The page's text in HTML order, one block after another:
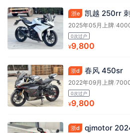
浙e 凯越 250rr
2025年05月上牌/
0次过户
¥9,800
浙d 春风 450sr
2022年09月上牌/
0次过户
¥9,800
浙d qjmotor